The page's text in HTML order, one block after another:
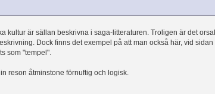
kultur är sällan beskrivna i saga-litteraturen. Troligen är det
Dock finns det exempel på att man också här, vid
som "tempel".
reson åtminstone förnuftig och logisk.